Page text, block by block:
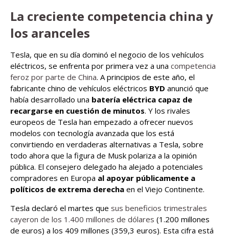
La creciente competencia china y
los aranceles
Tesla, que en su día dominó el negocio de los vehículos
eléctricos, se enfrenta por primera vez a una competencia
feroz por parte de China. A principios de este año, el
fabricante chino de vehículos eléctricos BYD anunció que
había desarrollado una batería eléctrica capaz de
recargarse en cuestión de minutos. Y los rivales
europeos de Tesla han empezado a ofrecer nuevos
modelos con tecnología avanzada que los está
convirtiendo en verdaderas alternativas a Tesla, sobre
todo ahora que la figura de Musk polariza a la opinión
pública. El consejero delegado ha alejado a potenciales
compradores en Europa al apoyar públicamente a
políticos de extrema derecha en el Viejo Continente.
Tesla declaró el martes que sus beneficios trimestrales
cayeron de los 1.400 millones de dólares (1.200 millones
de euros) a los 409 millones (359,3 euros). Esta cifra está